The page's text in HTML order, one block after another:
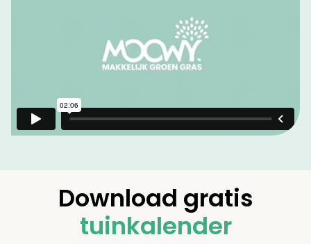
Download gratis
tuinkalender